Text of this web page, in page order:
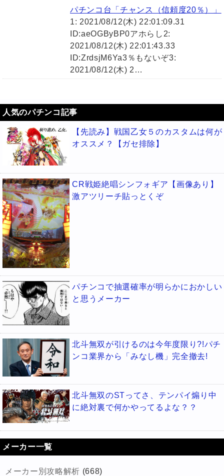
パチンコ台「チャンス（信頼度20％）」
1: 2021/08/12(木) 22:01:09.31
ID:aeOGByBP0アホらし2:
2021/08/12(木) 22:01:43.33
ID:ZrdsjM6Ya3％もないぞ3:
2021/08/12(木) 2…
人気のパチンコ記事
【先読み】戦国乙女５のカスタムは何が
オススメ？【ガセ排除】
CR戦姫絶唱シンフォギア【画像あり】
激アツリーチ貼っとくぞ
パチンコで抽選確率が明らかにおかしい
と思うメーカー
北斗無双が引けるのは今年度限り?!パチ
ンコ業界から「みなし機」完全撤去!
北斗無双のSTってさ、テンパイ煽り中
に絶対裏で何かやってるよな？？
メーカー一覧
メーカー別攻略解析 (668)